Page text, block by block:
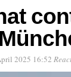
2025 16:52